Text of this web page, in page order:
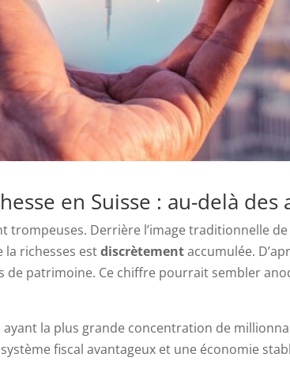
en Suisse : au-delà des
trompeuses. Derrière l’image traditionnelle
la richesses estdiscrètementaccumulée.
de patrimoine. Ce chiffre pourrait sembler
ayant la plus grande concentration de
fiscal avantageux et une économie